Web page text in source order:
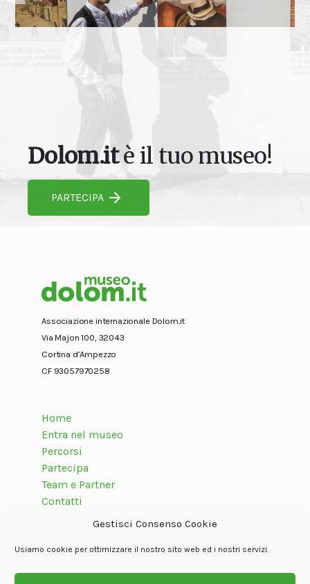
Gestisci Consenso Cookie
Usiamo cookie per ottimizzare il nostro sito web ed i nostri servizi.
Dolom.itè il tuo museo!
PARTECIPA
Associazione internazionale Dolom.it
Via Majon 100, 32043
Cortina d’Ampezzo
CF 93057970258
Home
Entra nel museo
Percorsi
Partecipa
Team e Partner
Contatti
Seguici su